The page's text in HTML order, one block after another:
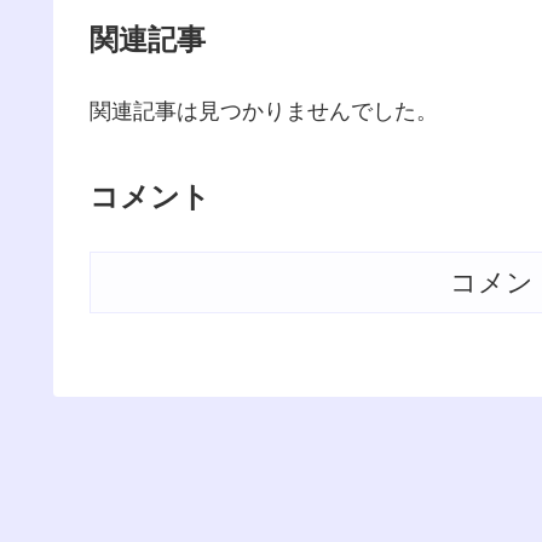
関連記事
関連記事は見つかりませんでした。
コメント
コメン